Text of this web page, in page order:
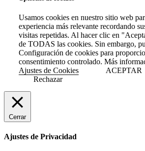
Usamos cookies en nuestro sitio web
experiencia más relevante recordando
visitas repetidas. Al hacer clic en
de TODAS las cookies. Sin embargo,
Configuración de cookies para
consentimiento controlado. Más
Ajustes de Cookies
ACEPTAR
Rechazar
Cerrar
Ajustes de Privacidad